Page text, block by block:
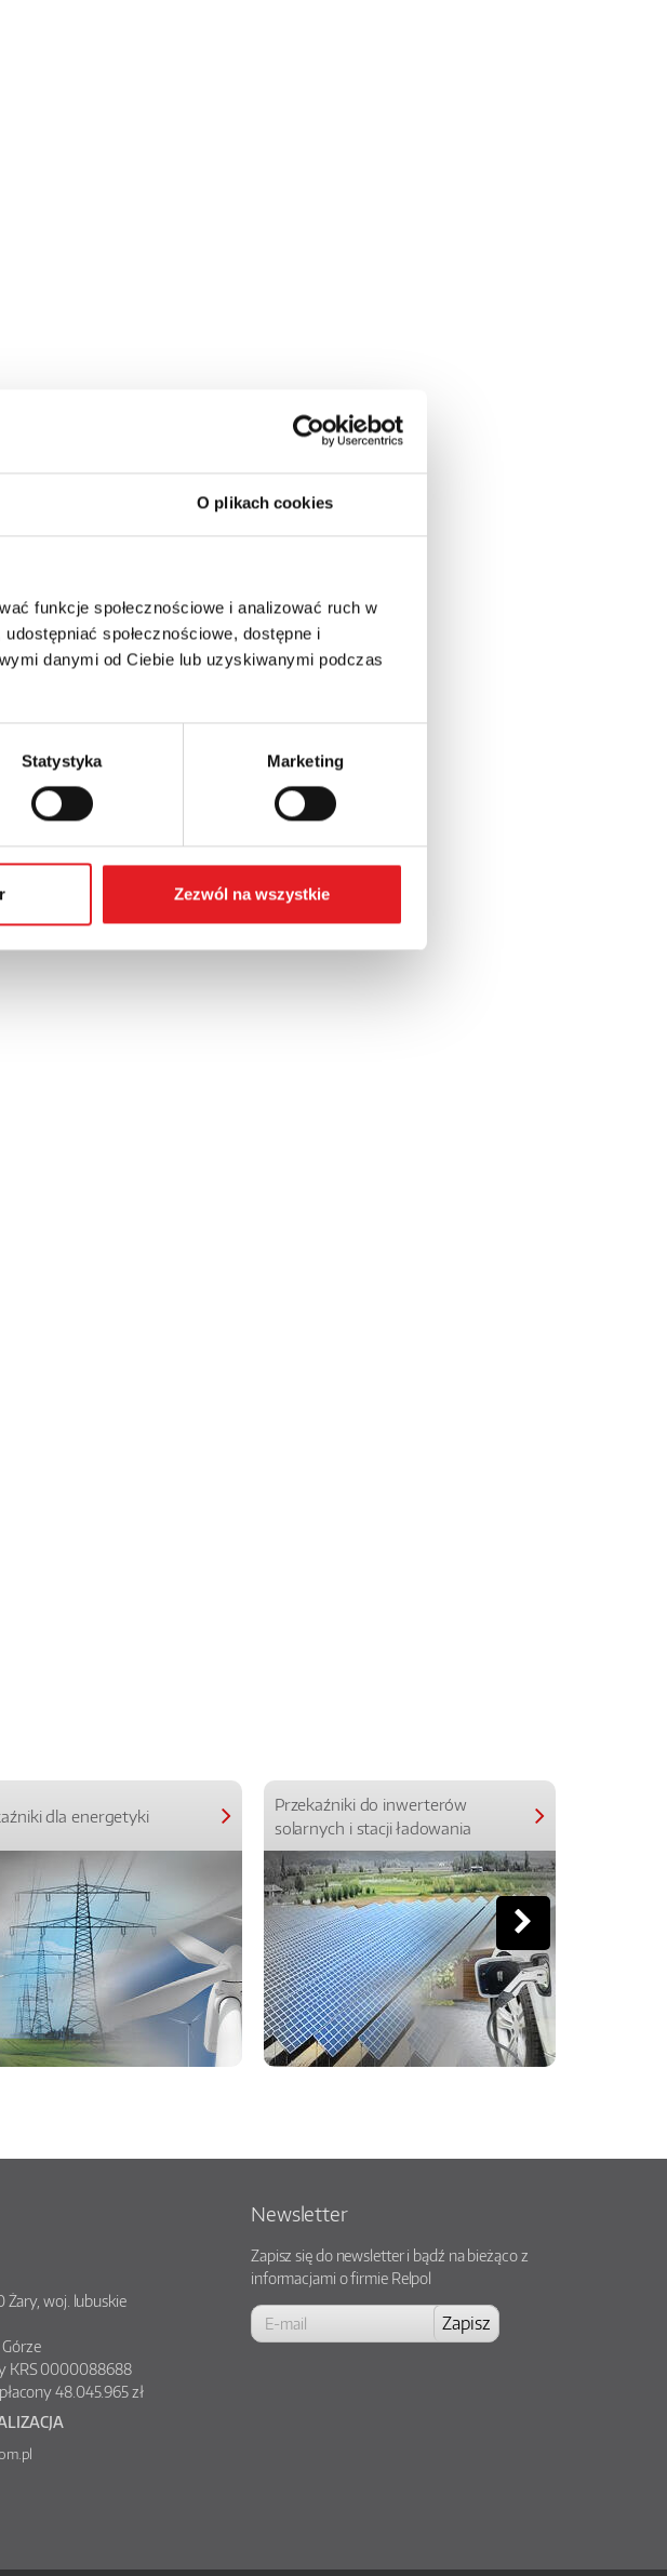
O plikach cookies
funkcje społecznościowe i analizować ruch w
społecznościowe, dostępne i
danymi od Ciebie lub uzyskiwanymi podczas
Statystyka Marketing
Zezwól na wszystkie
dla energetyki
Przekaźniki do inwerterów
solarnych i stacji ładowania
Żary, woj. lubuskie
KRS 0000088688
48.045.965 zł
Newsletter
Zapisz się do newsletter i bądź na bieżąco z
informacjami o firmie Relpol